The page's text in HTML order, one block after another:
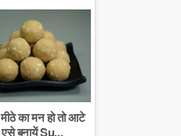
मीठे का मन हो तो आटे
बनायें Su...